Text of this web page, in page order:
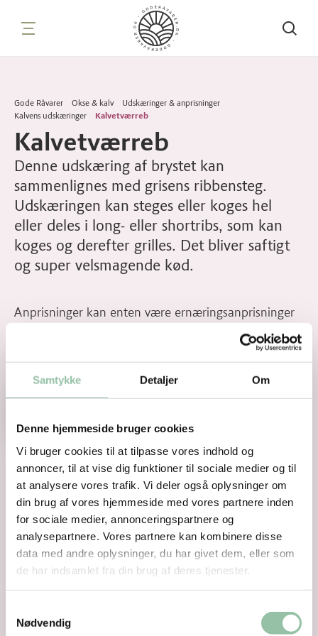
Samtykke Detaljer Om
Denne hjemmeside bruger cookies
Vi bruger cookies til at tilpasse vores indhold og
annoncer, til at vise dig funktioner til sociale medier og til
at analysere vores trafik. Vi deler også oplysninger om
din brug af vores hjemmeside med vores partnere inden
for sociale medier, annonceringspartnere og
analysepartnere. Vores partnere kan kombinere disse
data med andre oplysninger, du har givet dem, eller som
de har indsamlet fra din brug af deres tjenester.
Nødvendig
Søg
Gode Råvarer Okse & kalv
Udskæringer & anprisninger
Kalvens udskæringer
Kalvetværreb
Kalvetværreb
Denne udskæring af brystet kan
sammenlignes med grisens ribbensteg.
Udskæringen kan steges eller koges hel
eller deles i long- eller shortribs, som kan
koges og derefter grilles. Det bliver saftigt
og super velsmagende kød.
Anprisninger kan enten være ernæringsanprisninger
eller sundhedsanprisninger, der en positiv beskrivelse
af det konkrete produkts ernæringsmæssige og/ eller
sundhedsmæssige egenskaber.